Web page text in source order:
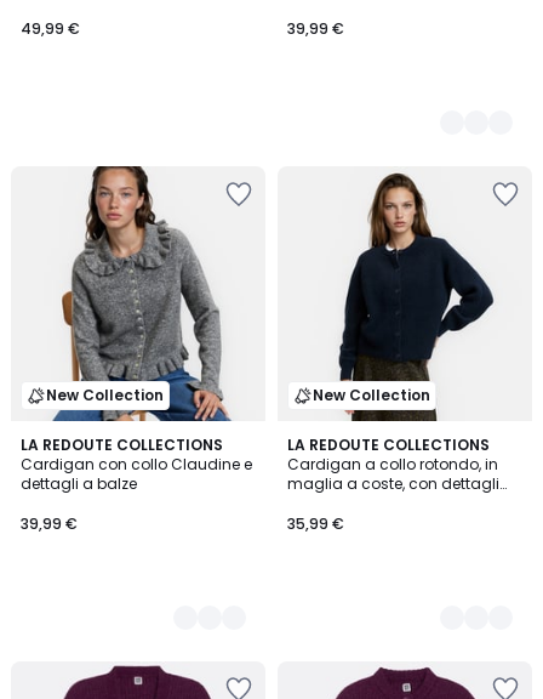
49,99 €
39,99 €
New Collection
LA REDOUTE COLLECTIONS
Cardigan con collo Claudine e
dettagli a balze
39,99 €
2
Colori
New Collection
LA REDOUTE COLLECTIONS
Cardigan a collo rotondo, in
maglia a coste, con dettagli
35,99 €
4
Colori